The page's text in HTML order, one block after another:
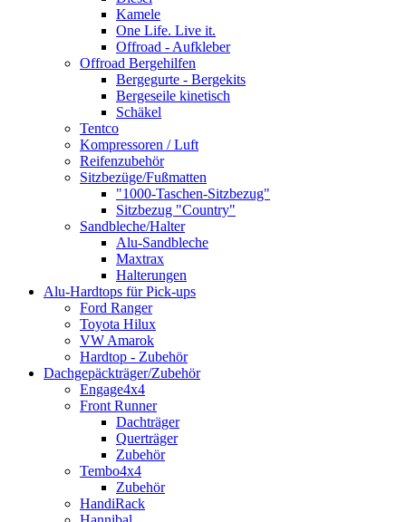
Kamele
One Life. Live it.
Offroad - Aufkleber
Offroad Bergehilfen
Bergegurte - Bergekits
Bergeseile kinetisch
Schäkel
Tentco
Kompressoren / Luft
Reifenzubehör
Sitzbezüge/Fußmatten
"1000-Taschen-Sitzbezug"
Sitzbezug "Country"
Sandbleche/Halter
Alu-Sandbleche
Maxtrax
Halterungen
Alu-Hardtops für Pick-ups
Ford Ranger
Toyota Hilux
VW Amarok
Hardtop - Zubehör
Dachgepäckträger/Zubehör
Engage4x4
Front Runner
Dachträger
Querträger
Zubehör
Tembo4x4
Zubehör
HandiRack